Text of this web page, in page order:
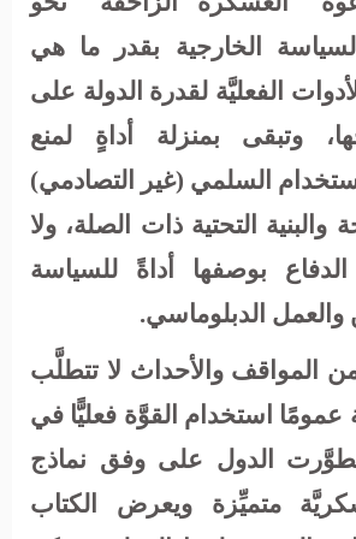
الخارجية بقدر ما هي
الفعليَّة لقدرة الدولة على
وتبقى بمنزلة أداةٍ لمنع
السلمي (غير التصادمي)
التحتية ذات الصلة، ولا
بوصفها أداةً للسياسة
والعمل الدبلوماسي.
المواقف والأحداث لا تتطلَّب
عمومًا استخدام القوَّة فعليًّا في
تطوَّرت الدول على وفق نماذج
متميِّزة ويعرض الكتاب